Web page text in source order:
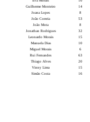
Guilherme Monteiro
14
Joana Lopes
8
João Correia
53
João Mota
8
Jonathan Rodrigues
32
Leonardo Morais
15
Manuela Dias
10
Miguel Morais
6
Rui Fernandes
63
Thiago Alves
20
Vinny Lima
15
Simão Costa
16